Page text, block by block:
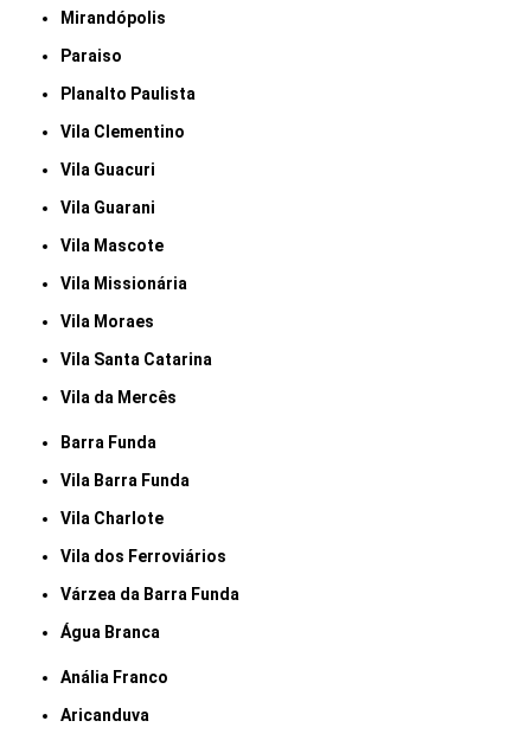
Mirandópolis
Paraiso
Planalto Paulista
Vila Clementino
Vila Guacuri
Vila Guarani
Vila Mascote
Vila Missionária
Vila Moraes
Vila Santa Catarina
Vila da Mercês
Barra Funda
Vila Barra Funda
Vila Charlote
Vila dos Ferroviários
Várzea da Barra Funda
Água Branca
Anália Franco
Aricanduva